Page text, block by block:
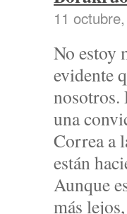
11
No estoy
evidente
nosotros.
una
Correa a
están
Aunque
más